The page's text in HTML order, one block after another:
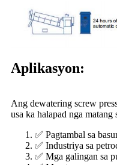
Aplikasyon:
Ang dewatering screw
usa ka halapad nga
✅ Pagtambal sa
✅ Industriya sa
✅ Mga galingan sa